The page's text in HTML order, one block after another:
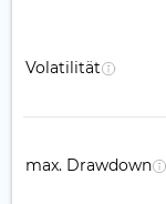
Volatilität
max. Drawdown